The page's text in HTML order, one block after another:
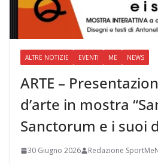
ALTRE NOTIZIE EVENTI ME NEWS
ARTE –
d’arte in mostra
Sanctorum e i suoi
30 Giugno 2026 Redazione